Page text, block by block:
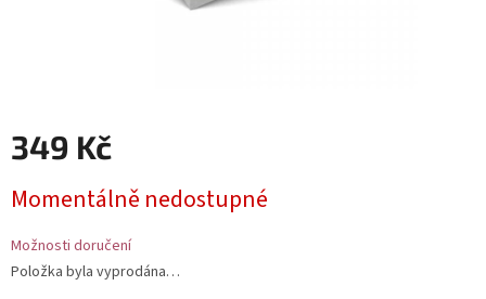
349 Kč
cena:
Momentálně nedostupné
Možnosti doručení
Položka byla vyprodána…